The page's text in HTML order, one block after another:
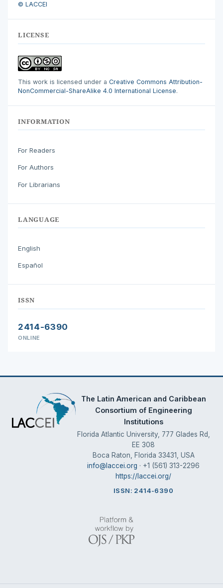
© LACCEI
LICENSE
This work is licensed under a Creative Commons Attribution-
NonCommercial-ShareAlike 4.0 International License.
INFORMATION
For Readers
For Authors
For Librarians
LANGUAGE
English
Español
ISSN
2414-6390
ONLINE
The Latin American and Caribbean
Consortium of Engineering
Institutions
Florida Atlantic University, 777 Glades Rd,
EE 308
Boca Raton, Florida 33431, USA
info@laccei.org · +1 (561) 313-2296
https://laccei.org/
ISSN: 2414-6390